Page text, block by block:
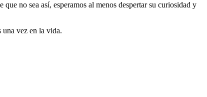
no sea así, esperamos al menos despertar su curiosidad y
una vez en la vida.